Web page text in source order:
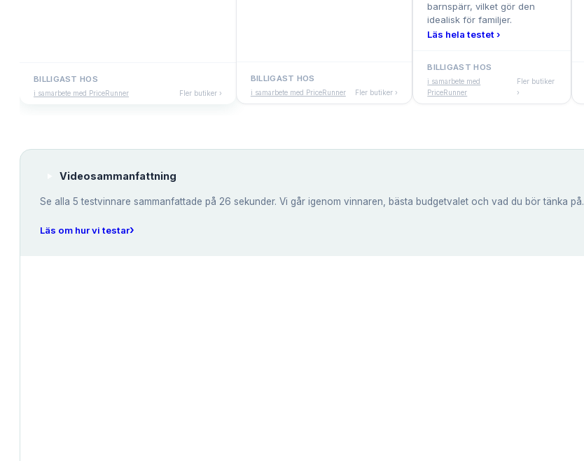
BILLIGAST HOS
i samarbete med PriceRunner Fler butiker ›
BILLIGAST HOS
i samarbete med PriceRunner Fler butiker ›
barnspärr, vilket gör den
idealisk för familjer.
Läs hela testet ›
BILLIGAST HOS
i samarbete med
PriceRunner
Fler butiker
›
Videosammanfattning
Se alla 5 testvinnare sammanfattade på 26 sekunder. Vi går igenom vinnaren, bästa budgetvalet och vad du bör tänka på.
Läs om hur vi testar›